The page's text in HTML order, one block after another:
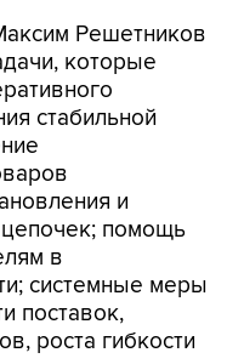
Решетников
которые
стабильной
и
цепочек; помощь
в
системные меры
поставок,
роста гибкости